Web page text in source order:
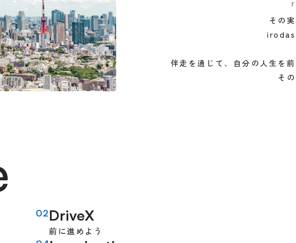
その
irodas
伴走を通じて、自分の人生を
そ
02DriveX
前に進めよう